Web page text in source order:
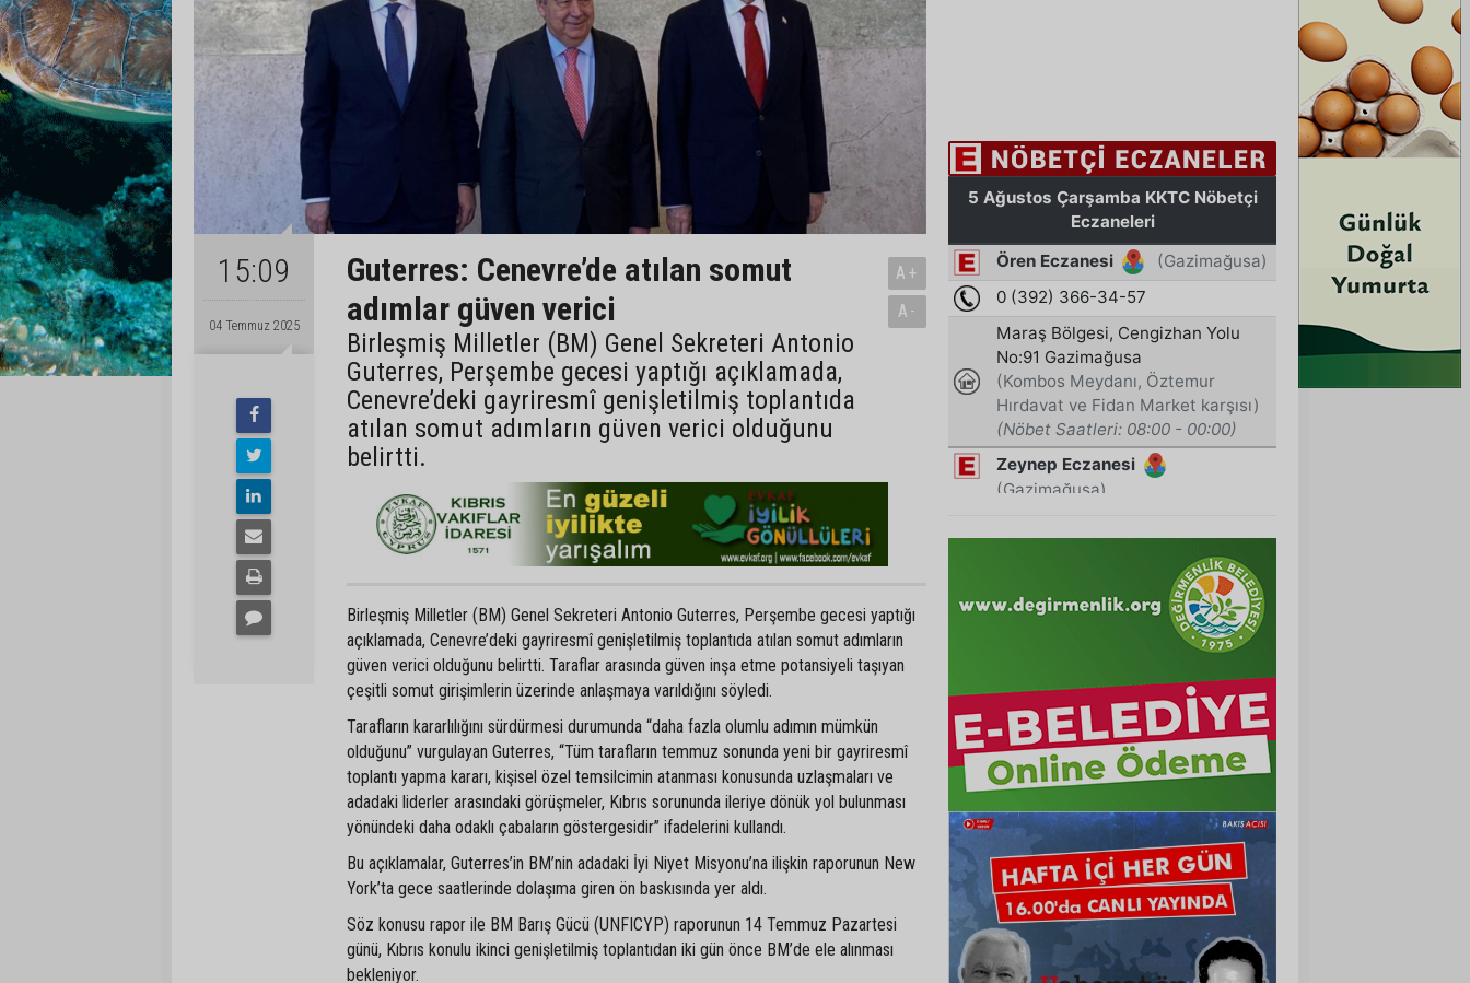
15:09
04 Temmuz 2025
Guterres: Cenevre’de atılan somut
adımlar güven verici
Birleşmiş Milletler (BM) Genel Sekreteri Antonio
Guterres, Perşembe gecesi yaptığı açıklamada,
Cenevre’deki gayriresmî genişletilmiş toplantıda
atılan somut adımların güven verici olduğunu
belirtti.
A+
A-
Birleşmiş Milletler (BM) Genel Sekreteri Antonio Guterres, Perşembe gecesi yaptığı
açıklamada, Cenevre’deki gayriresmî genişletilmiş toplantıda atılan somut adımların
güven verici olduğunu belirtti. Taraflar arasında güven inşa etme potansiyeli taşıyan
çeşitli somut girişimlerin üzerinde anlaşmaya varıldığını söyledi.
Tarafların kararlılığını sürdürmesi durumunda “daha fazla olumlu adımın mümkün
olduğunu” vurgulayan Guterres, “Tüm tarafların temmuz sonunda yeni bir gayriresmî
toplantı yapma kararı, kişisel özel temsilcimin atanması konusunda uzlaşmaları ve
adadaki liderler arasındaki görüşmeler, Kıbrıs sorununda ileriye dönük yol bulunması
yönündeki daha odaklı çabaların göstergesidir” ifadelerini kullandı.
Bu açıklamalar, Guterres’in BM’nin adadaki İyi Niyet Misyonu’na ilişkin raporunun New
York’ta gece saatlerinde dolaşıma giren ön baskısında yer aldı.
Söz konusu rapor ile BM Barış Gücü (UNFICYP) raporunun 14 Temmuz Pazartesi
günü, Kıbrıs konulu ikinci genişletilmiş toplantıdan iki gün önce BM’de ele alınması
bekleniyor.